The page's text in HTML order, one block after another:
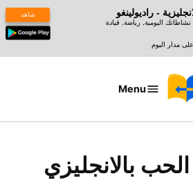
- راديولينغو
اليومية, رياضة, قيادة
مدار اليوم
شاهد
عبارات
Menu
بالانجليزي